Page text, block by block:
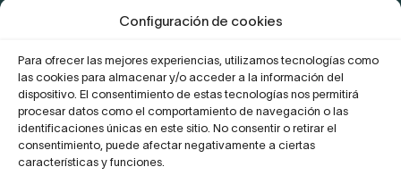
Configuración de cookies
Para ofrecer las mejores experiencias, utilizamos tecnologías como
las cookies para almacenar y/o acceder a la información del
dispositivo. El consentimiento de estas tecnologías nos permitirá
procesar datos como el comportamiento de navegación o las
identificaciones únicas en este sitio. No consentir o retirar el
consentimiento, puede afectar negativamente a ciertas
características y funciones.
ENS
Proyecto Digitaliza Teletrabajo